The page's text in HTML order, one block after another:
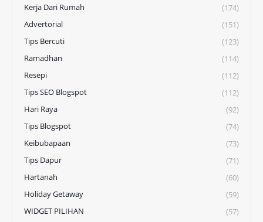
Kerja Dari Rumah
(174)
Advertorial
(151)
Tips Bercuti
(123)
Ramadhan
(114)
Resepi
(112)
Tips SEO Blogspot
(112)
Hari Raya
(92)
Tips Blogspot
(74)
Keibubapaan
(73)
Tips Dapur
(71)
Hartanah
(60)
Holiday Getaway
(59)
WIDGET PILIHAN
(57)